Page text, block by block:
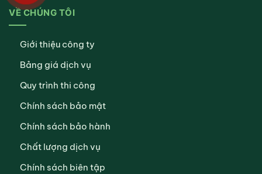
VỀ CHÚNG TÔI
Giới thiệu công ty
Bảng giá dịch vụ
Quy trình thi công
Chính sách bảo mật
Chính sách bảo hành
Chất lượng dịch vụ
Chính sách biên tập